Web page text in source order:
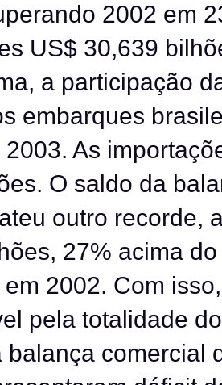
2002 em
US$ 30,639
a participação
embarques
As
O saldo da
outro recorde,
27% acima
2002. Com
pela totalidade
balança comercial